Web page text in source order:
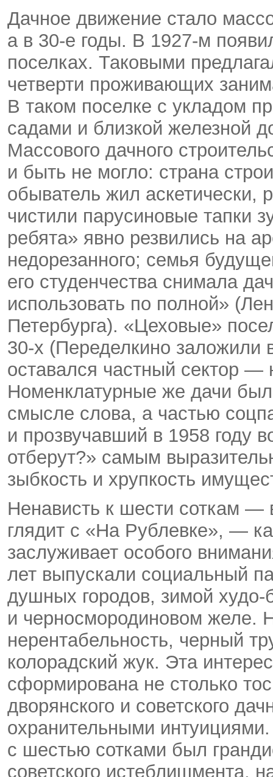
Дачное движение стало
а в 30-е годы. В 1927-м
поселках. Таковыми
четверти проживающих
В таком поселке с укладом
садами и близкой железной
Массового дачного
и быть не могло: страна
обыватель жил аскетически,
чистили парусиновые тапки
ребята» явно резвились на
недорезанного; семья
его студенчества снимала
использовать по полной»
Петербурга). «Цеховые»
30-х (Переделкино заложили
оставался частный сектор
Номенклатурные же дачи
смысле слова, а частью
и прозвучавший в 1958 году
отберут?» самым
зыбкость и хрупкость
Ненависть к шести соткам —
глядит с «На Рублевке», —
заслуживает особого
лет выпускали социальный
душных городов, зимой худо-
и черносмородиновом желе.
нерентабельность, черный
колорадский жук. Эта
сформирована не столько
дворянского и советского
охранительными
с шестью сотками был
советского истеблишмента,